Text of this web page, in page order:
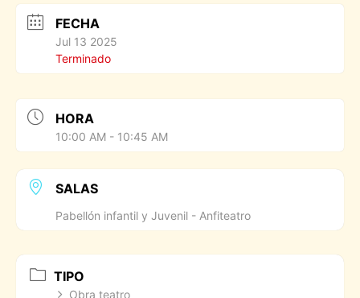
FECHA
Jul 13 2025
Terminado
HORA
10:00 AM - 10:45 AM
SALAS
Pabellón infantil y Juvenil - Anfiteatro
TIPO
Obra teatro